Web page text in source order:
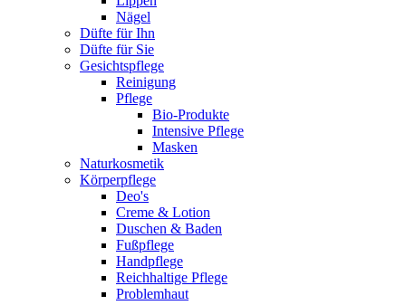
Nägel
Düfte für Ihn
Düfte für Sie
Gesichtspflege
Reinigung
Pflege
Bio-Produkte
Intensive Pflege
Masken
Naturkosmetik
Körperpflege
Deo's
Creme & Lotion
Duschen & Baden
Fußpflege
Handpflege
Reichhaltige Pflege
Problemhaut